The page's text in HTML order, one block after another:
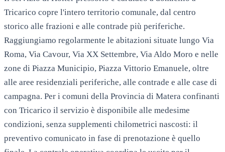
Tricarico copre l'intero territorio comunale, dal centro
storico alle frazioni e alle contrade più periferiche.
Raggiungiamo regolarmente le abitazioni situate lungo Via
Roma, Via Cavour, Via XX Settembre, Via Aldo Moro e nelle
zone di Piazza Municipio, Piazza Vittorio Emanuele, oltre
alle aree residenziali periferiche, alle contrade e alle case di
campagna. Per i comuni della Provincia di Matera confinanti
con Tricarico il servizio è disponibile alle medesime
condizioni, senza supplementi chilometrici nascosti: il
preventivo comunicato in fase di prenotazione è quello